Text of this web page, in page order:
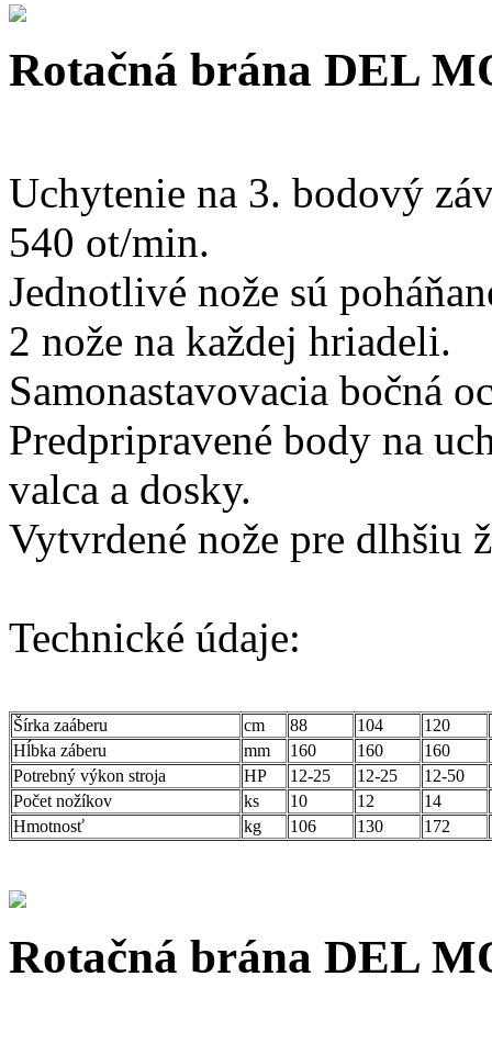
Rotačná brána DEL
Uchytenie na 3. bodový
540 ot/min.
Jednotlivé nože sú
2 nože na každej hriadeli.
Samonastavovacia bočná
Predpripravené body na
valca a dosky.
Vytvrdené nože pre
Technické údaje:
Šírka zaáberu cm 88 104 120
Hĺbka záberu
mm 160 160 160
Potrebný výkon stroja
HP 12-25 12-25 12-50
Počet nožíkov
ks 10 12 14
Hmotnosť
kg 106 130 172
Rotačná brána DEL